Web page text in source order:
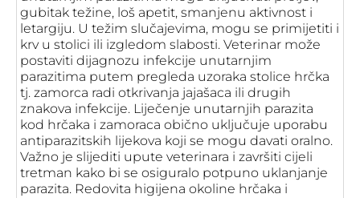
gubitak težine, loš apetit, smanjenu aktivnost i
letargiju. U težim slučajevima, mogu se primijetiti i
krv u stolici ili izgledom slabosti. Veterinar može
postaviti dijagnozu infekcije unutarnjim
parazitima putem pregleda uzoraka stolice hrčka
tj. zamorca radi otkrivanja jajašaca ili drugih
znakova infekcije. Liječenje unutarnjih parazita
kod hrčaka i zamoraca obično uključuje uporabu
antiparazitskih lijekova koji se mogu davati oralno.
Važno je slijediti upute veterinara i završiti cijeli
tretman kako bi se osiguralo potpuno uklanjanje
parazita. Redovita higijena okoline hrčaka i